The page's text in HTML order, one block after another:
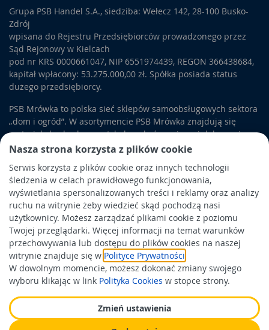
Nasza strona korzysta z plików cookie
Serwis korzysta z plików cookie oraz innych technologii
śledzenia w celach prawidłowego funkcjonowania,
wyświetlania spersonalizowanych treści i reklamy oraz analizy
ruchu na witrynie żeby wiedzieć skąd pochodzą nasi
użytkownicy. Możesz zarządzać plikami cookie z poziomu
Twojej przeglądarki. Więcej informacji na temat warunków
przechowywania lub dostępu do plików cookies na naszej
witrynie znajduje się w Polityce Prywatności
W dowolnym momencie, możesz dokonać zmiany swojego
wyboru klikając w link Polityka Cookies w stopce strony.
Zmień ustawienia
Grupa PSB Handel S.A., siedziba: Wełecz 142, 28-100 Busko-
Zdrój
wpisana do Rejestru Przedsiębiorców prowadzonego przez
Sąd Rejonowy w Kielcach
pod nr KRS 0000661047, NIP 6551974439, REGON 366438684,
kapitał wpłacony: 53.275.000,00 zł. Spółka posiada status
dużego przedsiębiorcy.
PSB Mrówka to polska sieć sklepów samoobsługowych sektora
„dom i ogród”. W asortymencie PSB Mrówka znajdują się
materiały budowlane, artykuły wykończeniowe i dekoracyjne,
wyposażenie łazienek i kuchni, elektronarzędzia, a także
artykuły związane z ogrodem i otoczeniem domu.
Obowiązek informacyjny
Polityka prywatności
Polityka Cookies
Odbiór zużytego sprzętu
Wspierają nas: